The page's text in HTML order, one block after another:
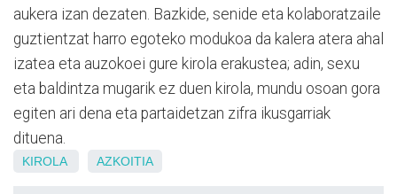
aukera izan dezaten. Bazkide, senide eta kolaboratzaile
guztientzat harro egoteko modukoa da kalera atera ahal
izatea eta auzokoei gure kirola erakustea; adin, sexu
eta baldintza mugarik ez duen kirola, mundu osoan gora
egiten ari dena eta partaidetzan zifra ikusgarriak
dituena.
KIROLA AZKOITIA